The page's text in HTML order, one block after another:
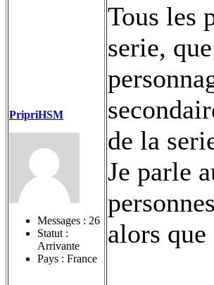
PripriHSM
Messages : 26
Statut :
Arrivante
Pays : France
Tous les
serie,
de la
Je parle
alors